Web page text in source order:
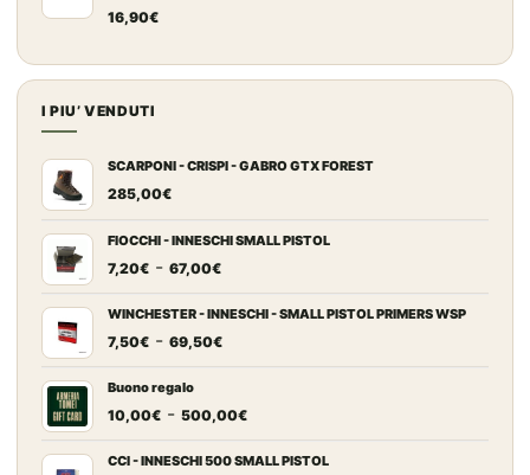
16,90€
I PIU’ VENDUTI
SCARPONI - CRISPI - GABRO GTX FOREST
285,00€
FIOCCHI - INNESCHI SMALL PISTOL
7,20€ - 67,00€Fascia
prezzo:
da
67,00€
WINCHESTER - INNESCHI - SMALL PISTOL PRIMERS WSP
7,50€ - 69,50€Fascia
da
a
Buono regalo
10,00€ - 500,00€Fascia
prezzo:
CCI - INNESCHI 500 SMALL PISTOL